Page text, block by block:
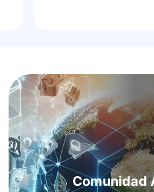
Comunidad